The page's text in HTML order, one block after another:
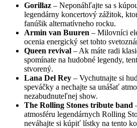
Gorillaz – Neponáhľajte sa s
legendárny koncertový zážitok,
fanúšik alternatívneho rocku.
Armin van Buuren – Milovníci
ocenia energický set tohto
Queen revival – Ak máte radi
spomínate na hudobné legendy,
stvorený.
Lana Del Rey – Vychutnajte si
speváčky a nechajte sa unášať
nezabudnuteľnej show.
The Rolling Stones tribute band
atmosféru legendárnych Rolling
neváhajte si kúpiť lístky na tento